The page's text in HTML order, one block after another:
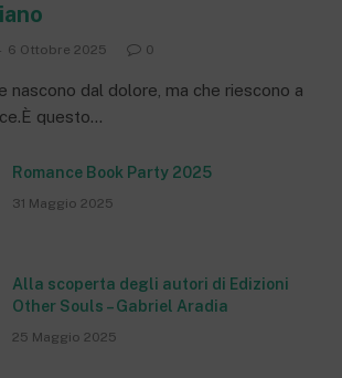
6 Ottobre 2025 0
nascono dal dolore, ma che riescono a
questo…
Romance Book Party 2025
31 Maggio 2025
Alla scoperta degli autori di Edizioni
Other Souls – Gabriel Aradia
25 Maggio 2025